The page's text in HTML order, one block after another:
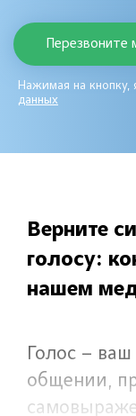
Нажимая на кнопку,
данных
Верните
голосу:
нашем
Голос –
общении,